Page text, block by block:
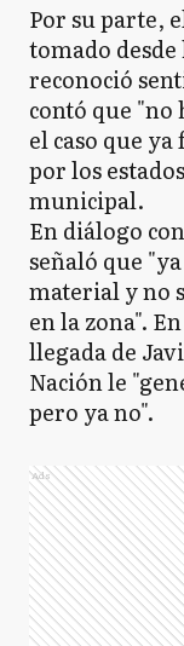
C
E
EE
E
FV
LM
Por su parte,
tomado desde
reconoció
contó que "no
el caso que
por los
municipal.
En diálogo
señaló que
material y no
en la zona".
llegada de
Nación le
pero ya no".
Ads